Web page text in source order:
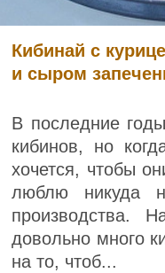
Кибинай с
и сыром
В последние
кибинов, но
хочется, чтобы
люблю никуда
производства.
довольно много
на то, чтоб...